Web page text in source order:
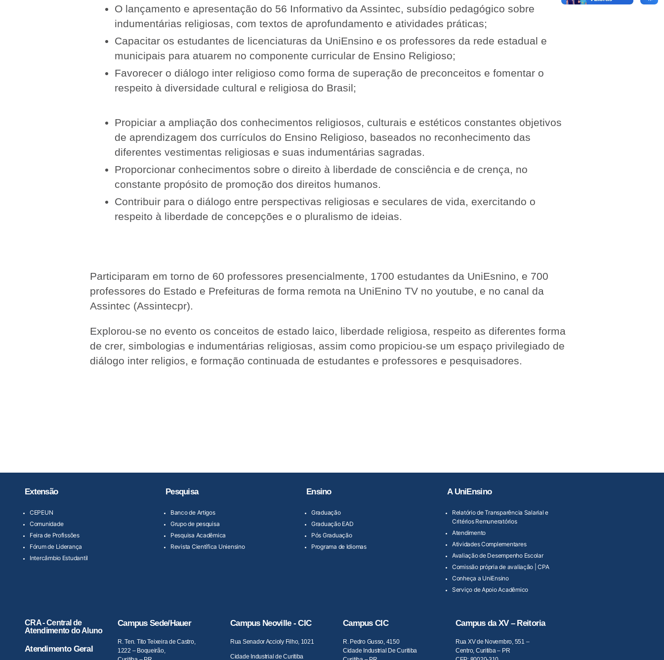
O lançamento e apresentação do 56 Informativo da Assintec, subsídio pedagógico sobre
indumentárias religiosas, com textos de aprofundamento e atividades práticas;
Capacitar os estudantes de licenciaturas da UniEnsino e os professores da rede estadual e
municipais para atuarem no componente curricular de Ensino Religioso;
Favorecer o diálogo inter religioso como forma de superação de preconceitos e fomentar o
respeito à diversidade cultural e religiosa do Brasil;
Propiciar a ampliação dos conhecimentos religiosos, culturais e estéticos constantes objetivos
de aprendizagem dos currículos do Ensino Religioso, baseados no reconhecimento das
diferentes vestimentas religiosas e suas indumentárias sagradas.
Proporcionar conhecimentos sobre o direito à liberdade de consciência e de crença, no
constante propósito de promoção dos direitos humanos.
Contribuir para o diálogo entre perspectivas religiosas e seculares de vida, exercitando o
respeito à liberdade de concepções e o pluralismo de ideias.
Participaram em torno de 60 professores presencialmente, 1700 estudantes da UniEsnino, e 700
professores do Estado e Prefeituras de forma remota na UniEnino TV no youtube, e no canal da
Assintec (Assintecpr).
Explorou-se no evento os conceitos de estado laico, liberdade religiosa, respeito as diferentes forma
de crer, simbologias e indumentárias religiosas, assim como propiciou-se um espaço privilegiado de
diálogo inter religios, e formação continuada de estudantes e professores e pesquisadores.
Extensão
CEPEUN
Comunidade
Feira de Profissões
Fórum de Liderança
Intercâmbio Estudantil
Pesquisa
Banco de Artigos
Grupo de pesquisa
Pesquisa Acadêmica
Revista Científica Uniensino
Ensino
Graduação
Graduação EAD
Pós Graduação
Programa de Idiomas
A UniEnsino
Relatório de Transparência Salarial e
Critérios Remuneratórios
Atendimento
Atividades Complementares
Avaliação de Desempenho Escolar
Comissão própria de avaliação | CPA
Conheça a UniEnsino
Serviço de Apoio Acadêmico
CRA - Central de
Atendimento do Aluno
Atendimento Geral
Campus Sede/Hauer
R. Ten. Tito Teixeira de Castro,
1222 – Boqueirão,
Campus Neoville - CIC
Rua Senador Accioly Filho, 1021
Cidade Industrial de Curitiba
Campus CIC
R. Pedro Gusso, 4150
Cidade Industrial De Curitiba
Campus da XV – Reitoria
Rua XV de Novembro, 551 –
Centro, Curitiba – PR